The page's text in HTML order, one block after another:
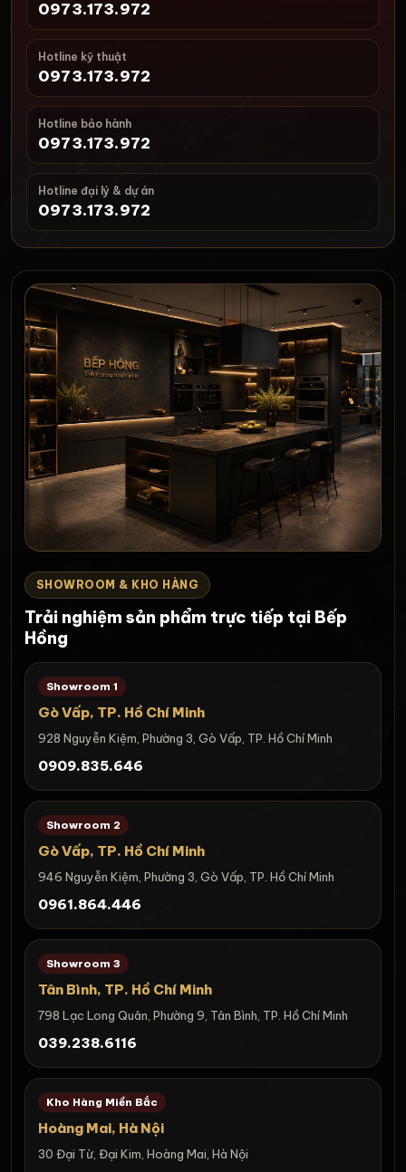
0973.173.972
Hotline kỹ thuật
0973.173.972
Hotline bảo hành
0973.173.972
Hotline đại lý & dự án
0973.173.972
SHOWROOM & KHO HÀNG
Trải nghiệm sản phẩm trực tiếp tại Bếp
Hồng
Showroom 1
Gò Vấp, TP. Hồ Chí Minh
928 Nguyễn Kiệm, Phường 3, Gò Vấp, TP. Hồ Chí Minh
0909.835.646
Showroom 2
Gò Vấp, TP. Hồ Chí Minh
946 Nguyễn Kiệm, Phường 3, Gò Vấp, TP. Hồ Chí Minh
0961.864.446
Showroom 3
Tân Bình, TP. Hồ Chí Minh
798 Lạc Long Quân, Phường 9, Tân Bình, TP. Hồ Chí Minh
039.238.6116
Kho Hàng Miền Bắc
Hoàng Mai, Hà Nội
30 Đại Từ, Đại Kim, Hoàng Mai, Hà Nội